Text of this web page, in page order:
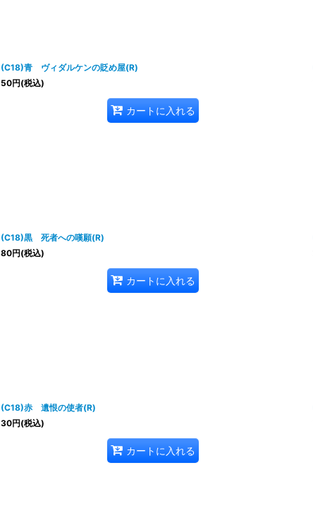
(C18)青 ヴィダルケンの貶め屋(R)
50円(税込)
カートに入れる
(C18)黒 死者への嘆願(R)
80円(税込)
カートに入れる
(C18)赤 遺恨の使者(R)
30円(税込)
カートに入れる